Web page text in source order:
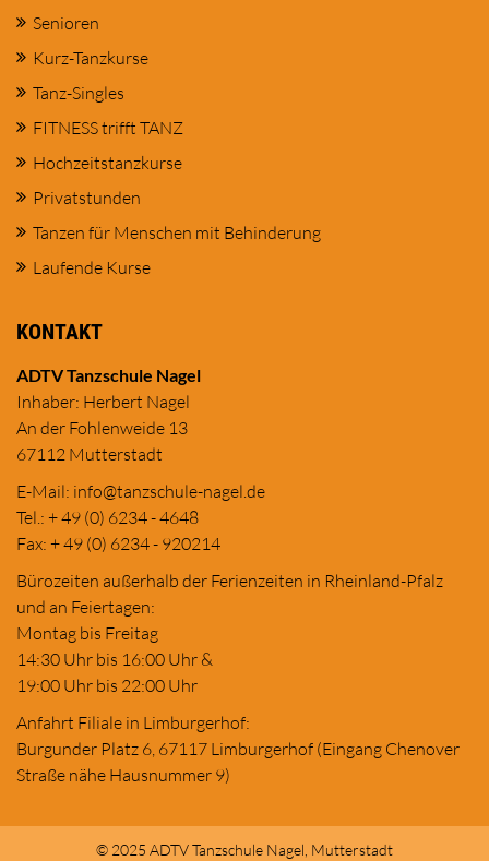
Senioren
Kurz-Tanzkurse
Tanz-Singles
FITNESS trifft TANZ
Hochzeitstanzkurse
Privatstunden
Tanzen für Menschen mit Behinderung
Laufende Kurse
KONTAKT
ADTV Tanzschule Nagel
Inhaber: Herbert Nagel
An der Fohlenweide 13
67112 Mutterstadt
E-Mail: info@tanzschule-nagel.de
Tel.: + 49 (0) 6234 - 4648
Fax: + 49 (0) 6234 - 920214
Bürozeiten außerhalb der Ferienzeiten in Rheinland-Pfalz
und an Feiertagen:
Montag bis Freitag
14:30 Uhr bis 16:00 Uhr &
19:00 Uhr bis 22:00 Uhr
Anfahrt Filiale in Limburgerhof:
Burgunder Platz 6, 67117 Limburgerhof (Eingang Chenover
Straße nähe Hausnummer 9)
© 2025 ADTV Tanzschule Nagel, Mutterstadt